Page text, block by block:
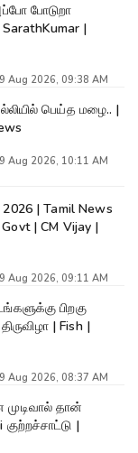
போடுறா
|
Aug 2026, 09:38 AM
பெய்த மழை.. |
Aug 2026, 10:11 AM
| Tamil News
| CM Vijay |
Aug 2026, 09:11 AM
பிறகு
| Fish |
Aug 2026, 08:37 AM
தான்